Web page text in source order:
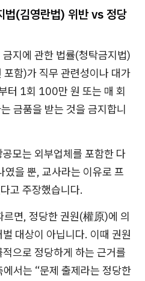
법(김영란법) 위반 vs 정당
지에 관한 법률(청탁금지법)
함)가 직무 관련성이나 대가
터 1회 100만 원 또는 매 회
금품을 받는 것을 금지합니
공모는 외부업체를 포함한 다
였을 뿐, 교사라는 이유로 프
고 주장했습니다.
면, 정당한 권원(權原)에 의
대상이 아닙니다. 이때 권원
으로 정당하게 하는 근거를
서는 “문제 출제라는 정당한